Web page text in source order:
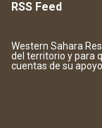
RSS Feed
Western Sahara
del territorio y para
cuentas de su